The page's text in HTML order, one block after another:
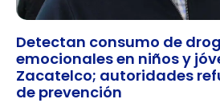
Detectan consumo de
emocionales en niños y
Zacatelco; autoridades
de prevención